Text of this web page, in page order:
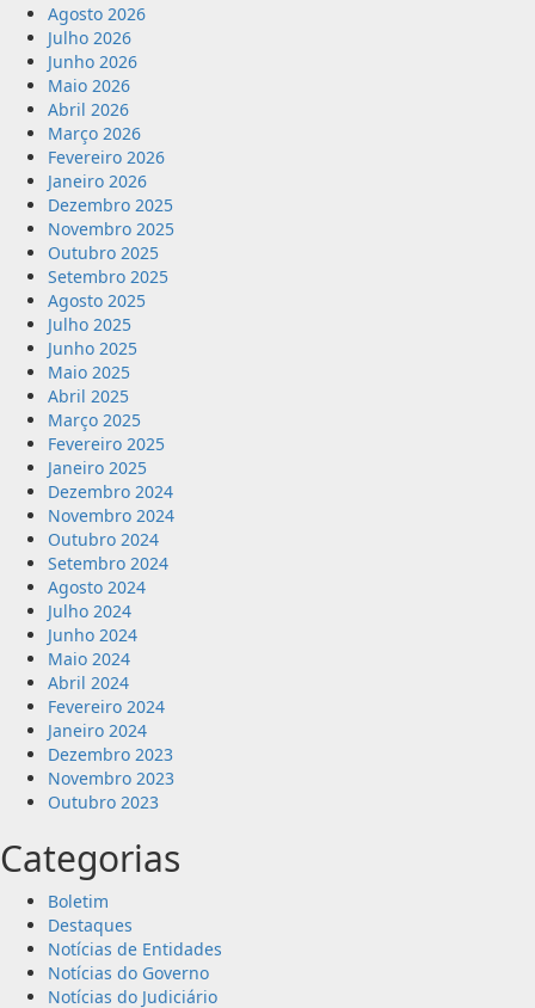
Agosto 2026
Julho 2026
Junho 2026
Maio 2026
Abril 2026
Março 2026
Fevereiro 2026
Janeiro 2026
Dezembro 2025
Novembro 2025
Outubro 2025
Setembro 2025
Agosto 2025
Julho 2025
Junho 2025
Maio 2025
Abril 2025
Março 2025
Fevereiro 2025
Janeiro 2025
Dezembro 2024
Novembro 2024
Outubro 2024
Setembro 2024
Agosto 2024
Julho 2024
Junho 2024
Maio 2024
Abril 2024
Fevereiro 2024
Janeiro 2024
Dezembro 2023
Novembro 2023
Outubro 2023
Categorias
Boletim
Destaques
Notícias de Entidades
Notícias do Governo
Notícias do Judiciário